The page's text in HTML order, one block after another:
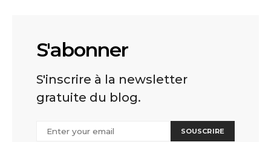
S'abonner
S'inscrire à la newsletter
gratuite du blog.
SOUSCRIRE